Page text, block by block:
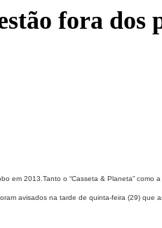
fora
2013.Tanto o “Casseta & Planeta” como
avisados na tarde de quinta-feira (29) que